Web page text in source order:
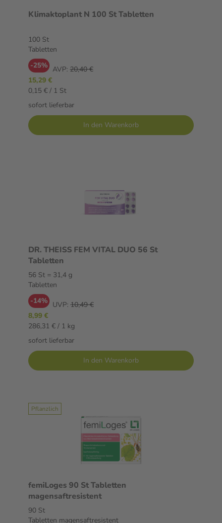
Klimaktoplant N 100 St Tabletten
100 St
Tabletten
-25% AVP: 20,40 €
15,29 €
0,15 € / 1 St
sofort lieferbar
In den Warenkorb
DR. THEISS FEM VITAL DUO 56 St
Tabletten
56 St = 31,4 g
Tabletten
-14% UVP: 10,49 €
8,99 €
286,31 € / 1 kg
sofort lieferbar
In den Warenkorb
Pflanzlich
femiLoges 90 St Tabletten
magensaftresistent
90 St
Tabletten magensaftresistent